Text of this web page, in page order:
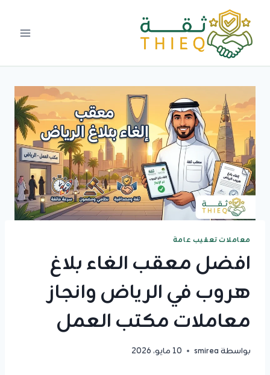
المحتوى
معاملات تعقيب عامة
افضل معقب الغاء بلاغ
هروب في الرياض وانجاز
معاملات مكتب العمل
بواسطةsmirea 10 مايو، 2026